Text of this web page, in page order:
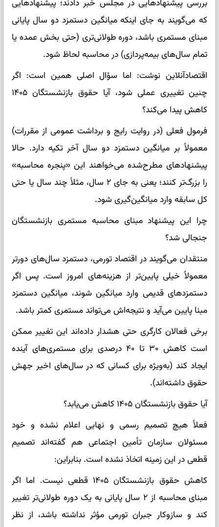
بررسی پیشنهادهایی در مجلس خبر دادند؛ پیشنهادهایی
که می‌گویند به جای اینکه میانگین دستمزد دو سال پایانی
مبنای مستمری باشد، دوره طولانی‌تری (حتی بخش عمده یا
تمام سال‌های بیمه‌پردازی) در محاسبه لحاظ شود.
اقتصادآنلاین نوشت: اما سؤال اصلی همین است: اگر
چنین تغییری عملی شود، آیا حقوق بازنشستگان ۱۴۰۵
کاهش پیدا می‌کند؟
فرمول فعلی (در روایت رایج و برداشت عمومی از مقررات)
معمولاً بر میانگین دستمزد دو سال آخر تکیه دارد. حالا
پیشنهادهای مطرح‌شده می‌خواهند این «پنجره محاسبه»
را بزرگ‌تر کنند؛ یعنی به جای ۲ سال، مثلاً چند سال یا حتی
کل سابقه وارد میانگین‌گیری شود.
چرا این پیشنهاد مبنای محاسبه مستمری بازنشستگان
جنجالی شد؟
منتقدان می‌گویند در اقتصاد تورمی، دستمزد سال‌های دورتر
معمولاً خیلی پایین‌تر از هزینه‌های امروز است. پس اگر
دستمزدهای قدیمی وارد میانگین شوند، میانگین دستمزد
مبنا پایین می‌آید و نتیجه‌اش می‌تواند مستمری کمتر باشد.
برخی فعالان کارگری حتی هشدار داده‌اند این تغییر ممکن
است کاهش ۳۰ تا ۴۰ درصدی برای مستمری‌های آینده
ایجاد کند (به‌ویژه برای کسانی که در سال‌های اخیر جهش
حقوق داشته‌اند).
آیا حقوق بازنشستگان ۱۴۰۵ کاهش می‌یابد؟
فعلاً هیچ تصمیم رسمی و نهایی اعلام نشده و خود
مسئولان سازمان تأمین اجتماعی هم گفته‌اند تصمیم
قطعی در این زمینه اتخاذ نشده است. بنابراین:
کاهش حقوق بازنشستگان ۱۴۰۵ قطعی نیست. اما اگر
مبنای محاسبه از ۲ سال پایانی به یک دوره طولانی‌تر تغییر
کند و سازوکار جبران تورمی مؤثر نداشته باشد، از نظر